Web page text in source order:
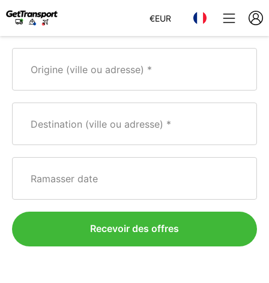
€EUR
Origine (ville ou adresse)
Destination (ville ou adresse)
Ramasser date
Recevoir des offres